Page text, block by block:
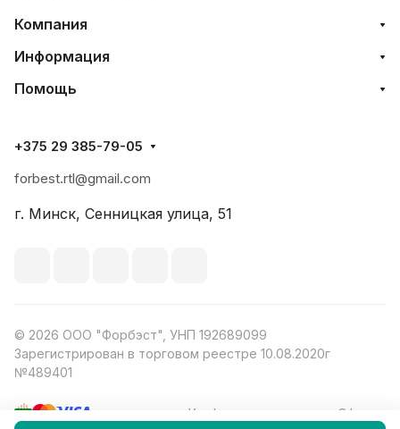
Компания
Информация
Помощь
+375 29 385-79-05
forbest.rtl@gmail.com
г. Минск, Сенницкая улица, 51
© 2026 ООО "Форбэст", УНП 192689099
Зарегистрирован в торговом реестре 10.08.2020г
№489401
Конфиденциальность Оферта